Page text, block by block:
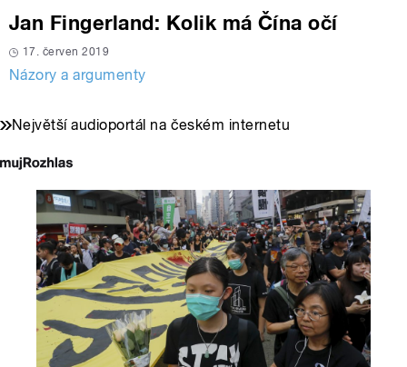
Jan Fingerland: Kolik má Čína očí
17. červen 2019
Názory a argumenty
Největší audioportál na českém internetu